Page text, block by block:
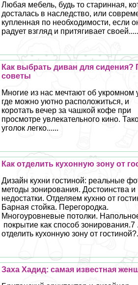
Любая мебель, будь то старинная,
досталась в наследство, или
купленная по необходимости, если
радует взгляд и притягивает
Как выбрать диван для сидения?
советы
Многие из нас мечтают об укромном
где можно уютно расположиться, и
коротать вечер за чашкой кофе при
просмотре увлекательного кино.
уголок легко......
Как отделить кухонную зону от
Дизайн кухни гостиной: реальные
методы зонирования. Достоинства и
недостатки. Отделяем кухню от
Барная стойка. Перегородка.
Многоуровневые потолки.
покрытие как способ
отделить кухонную зону от
Заха Хадид: самая известная